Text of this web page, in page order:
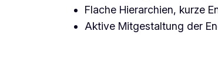
Flache Hierarchien, kurze
Aktive Mitgestaltung der